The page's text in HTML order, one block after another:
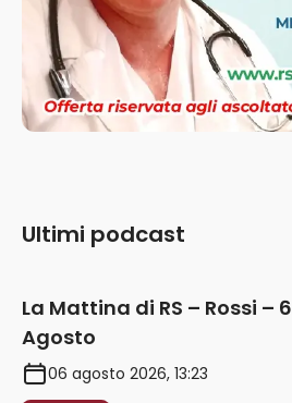
Ultimi podcast
La Mattina di RS – Rossi – 6
Agosto
06 agosto 2026, 13:23